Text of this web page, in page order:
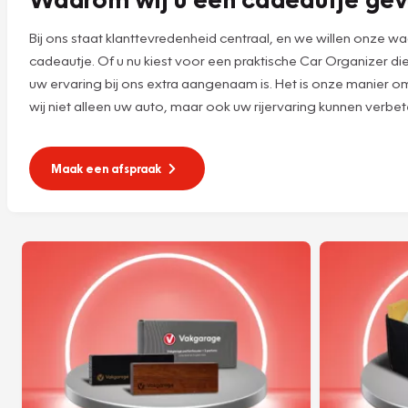
Bij ons staat klanttevredenheid centraal, en we willen onze
cadeautje. Of u nu kiest voor een praktische Car Organizer
uw ervaring bij ons extra aangenaam is. Het is onze manier
wij niet alleen uw auto, maar ook uw rijervaring kunnen
Maak een afspraak